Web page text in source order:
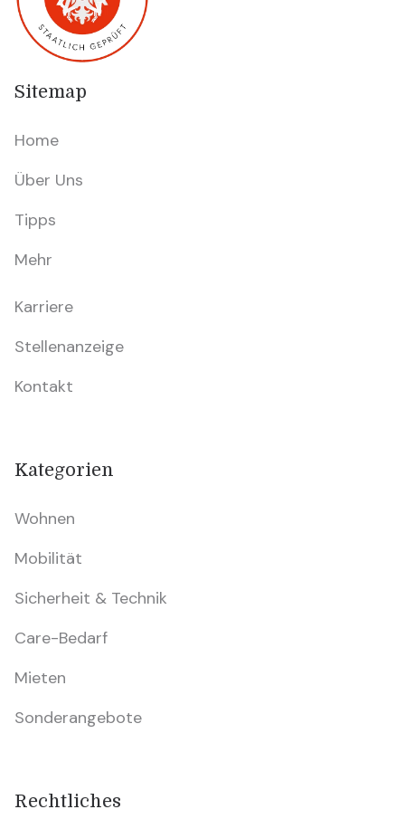
Sitemap
Home
Über Uns
Tipps
Mehr
Karriere
Stellenanzeige
Kontakt
Kategorien
Wohnen
Mobilität
Sicherheit & Technik
Care-Bedarf
Mieten
Sonderangebote
Rechtliches